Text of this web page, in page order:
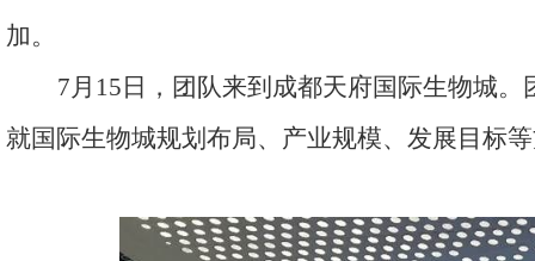
加。
7月 15 日，团队来到成都天府国际生物城
就国际生物城规划布局、产业规模、发展目标